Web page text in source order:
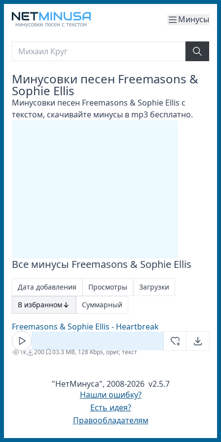
Минусы
Минусовки песен Freemasons &
Sophie Ellis
Минусовки песен Freemasons & Sophie Ellis с
текстом, скачивайте минусы в mp3 бесплатно.
Все минусы Freemasons & Sophie Ellis
Дата добавления Просмотры
Загрузки
В избранном
Суммарный
Freemasons & Sophie Ellis - Heartbreak
1к 200 03.3 MB, 128 Kbps, ориг, текст
"НетМинуса", 2008-2026 v2.5.7
Нашли ошибку?
Есть идея?
Правообладателям